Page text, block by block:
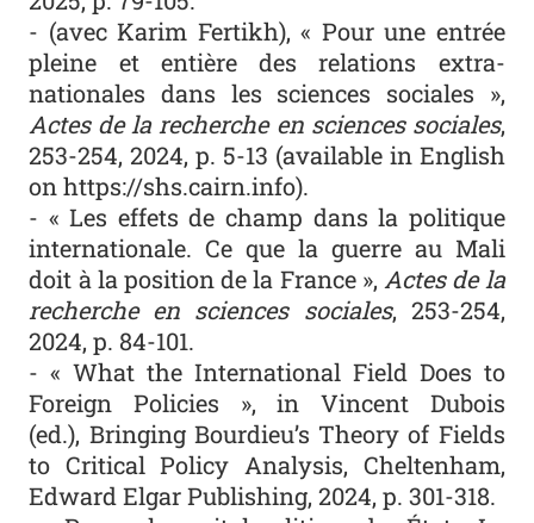
- (avec Karim Fertikh), « Pour une entrée
pleine et entière des relations extra-
nationales dans les sciences sociales »,
Actes de la recherche en sciences sociales,
253-254, 2024, p. 5-13 (available in English
on https://shs.cairn.info).
- « Les effets de champ dans la politique
internationale. Ce que la guerre au Mali
doit à la position de la France », Actes de la
recherche en sciences sociales, 253-254,
2024, p. 84-101.
- « What the International Field Does to
Foreign Policies »,in Vincent Dubois
(ed.), Bringing Bourdieu’s Theory of Fields
to Critical Policy Analysis, Cheltenham,
Edward Elgar Publishing, 2024, p. 301-318.